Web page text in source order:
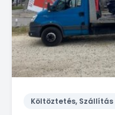
Költöztetés, Szállítás